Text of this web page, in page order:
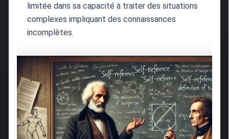
limitée dans sa capacité à traiter des situations
complexes impliquant des connaissances
incomplètes.